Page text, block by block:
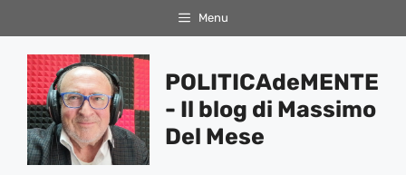
al
contenuto
Menu
POLITICAdeMENTE
- Il blog di Massimo
Del Mese